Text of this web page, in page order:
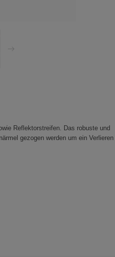
Reflektorstreifen. Das robuste und
gezogen werden um ein Verlieren